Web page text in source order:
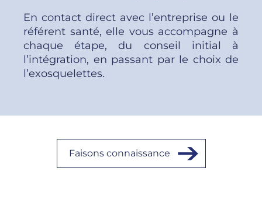
En contact direct avec l’entreprise ou le
référent santé, elle vous accompagne à
chaque étape, du conseil initial à
l’intégration, en passant par le choix de
l’exosquelettes.
Faisons connaissance